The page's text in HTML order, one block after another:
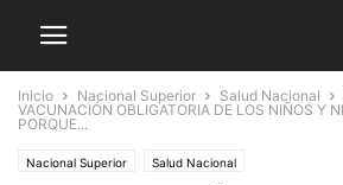
Inicio Nacional Superior Salud Nacional
VACUNACIÓN OBLIGATORIA DE LOS NIÑOS Y
PORQUE...
Nacional Superior Salud Nacional